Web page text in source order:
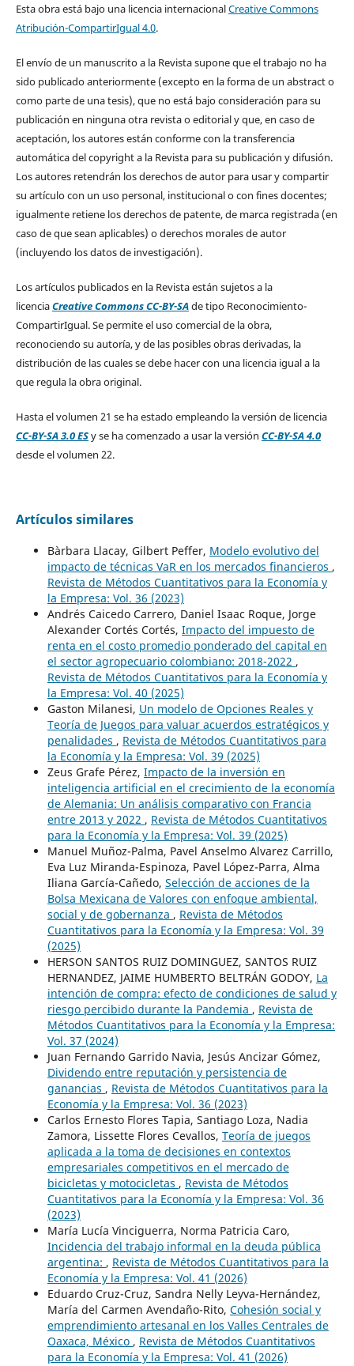
Esta obra está bajo una licencia internacionalCreative Commons
Atribución-CompartirIgual 4.0.
El envío de un manuscrito a la Revista supone que el trabajo no ha
sido publicado anteriormente (excepto en la forma de un abstract o
como parte de una tesis), que no está bajo consideración para su
publicación en ninguna otra revista o editorial y que, en caso de
aceptación, los autores están conforme con la transferencia
automática del copyright a la Revista para su publicación y difusión.
Los autores retendrán los derechos de autor para usar y compartir
su artículo con un uso personal, institucional o con fines docentes;
igualmente retiene los derechos de patente, de marca registrada (en
caso de que sean aplicables) o derechos morales de autor
(incluyendo los datos de investigación).
Los artículos publicados en la Revista están sujetos a la
licenciaCreative Commons CC-BY-SAde tipo Reconocimiento-
CompartirIgual. Se permite el uso comercial de la obra,
reconociendo su autoría, y de las posibles obras derivadas, la
distribución de las cuales se debe hacer con una licencia igual a la
que regula la obra original.
Hasta el volumen 21 se ha estado empleando la versión de licencia
CC-BY-SA 3.0 ESy se ha comenzado a usar la versión CC-BY-SA 4.0
desde el volumen 22.
Artículos similares
Bàrbara Llacay, Gilbert Peffer, Modelo evolutivo del
impacto de técnicas VaR en los mercados financieros ,
Revista de Métodos Cuantitativos para la Economía y
la Empresa: Vol. 36 (2023)
Andrés Caicedo Carrero, Daniel Isaac Roque, Jorge
Alexander Cortés Cortés, Impacto del impuesto de
renta en el costo promedio ponderado del capital en
el sector agropecuario colombiano: 2018-2022 ,
Revista de Métodos Cuantitativos para la Economía y
la Empresa: Vol. 40 (2025)
Gaston Milanesi, Un modelo de Opciones Reales y
Teoría de Juegos para valuar acuerdos estratégicos y
penalidades , Revista de Métodos Cuantitativos para
la Economía y la Empresa: Vol. 39 (2025)
Zeus Grafe Pérez, Impacto de la inversión en
inteligencia artificial en el crecimiento de la economía
de Alemania: Un análisis comparativo con Francia
entre 2013 y 2022 , Revista de Métodos Cuantitativos
para la Economía y la Empresa: Vol. 39 (2025)
Manuel Muñoz-Palma, Pavel Anselmo Alvarez Carrillo,
Eva Luz Miranda-Espinoza, Pavel López-Parra, Alma
Iliana García-Cañedo, Selección de acciones de la
Bolsa Mexicana de Valores con enfoque ambiental,
social y de gobernanza , Revista de Métodos
Cuantitativos para la Economía y la Empresa: Vol. 39
(2025)
HERSON SANTOS RUIZ DOMINGUEZ, SANTOS RUIZ
HERNANDEZ, JAIME HUMBERTO BELTRÁN GODOY, La
intención de compra: efecto de condiciones de salud y
riesgo percibido durante la Pandemia , Revista de
Métodos Cuantitativos para la Economía y la Empresa:
Vol. 37 (2024)
Juan Fernando Garrido Navia, Jesús Ancizar Gómez,
Dividendo entre reputación y persistencia de
ganancias , Revista de Métodos Cuantitativos para la
Economía y la Empresa: Vol. 36 (2023)
Carlos Ernesto Flores Tapia, Santiago Loza, Nadia
Zamora, Lissette Flores Cevallos, Teoría de juegos
aplicada a la toma de decisiones en contextos
empresariales competitivos en el mercado de
bicicletas y motocicletas , Revista de Métodos
Cuantitativos para la Economía y la Empresa: Vol. 36
(2023)
María Lucía Vinciguerra, Norma Patricia Caro,
Incidencia del trabajo informal en la deuda pública
argentina: , Revista de Métodos Cuantitativos para la
Economía y la Empresa: Vol. 41 (2026)
Eduardo Cruz-Cruz, Sandra Nelly Leyva-Hernández,
María del Carmen Avendaño-Rito, Cohesión social y
emprendimiento artesanal en los Valles Centrales de
Oaxaca, México , Revista de Métodos Cuantitativos
para la Economía y la Empresa: Vol. 41 (2026)